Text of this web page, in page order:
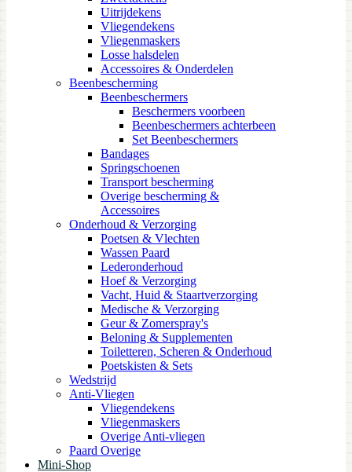
Uitrijdekens
Vliegendekens
Vliegenmaskers
Losse halsdelen
Accessoires & Onderdelen
Beenbescherming
Beenbeschermers
Beschermers voorbeen
Beenbeschermers achterbeen
Set Beenbeschermers
Bandages
Springschoenen
Transport bescherming
Overige bescherming &
Accessoires
Onderhoud & Verzorging
Poetsen & Vlechten
Wassen Paard
Lederonderhoud
Hoef & Verzorging
Vacht, Huid & Staartverzorging
Medische & Verzorging
Geur & Zomerspray's
Beloning & Supplementen
Toiletteren, Scheren & Onderhoud
Poetskisten & Sets
Wedstrijd
Anti-Vliegen
Vliegendekens
Vliegenmaskers
Overige Anti-vliegen
Paard Overige
Mini-Shop